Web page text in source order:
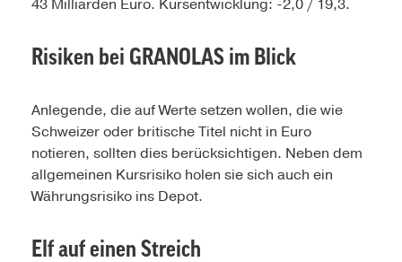
43 Milliarden Euro. Kursentwicklung: -2,0 / 19,3.
Risiken bei GRANOLAS im Blick
Anlegende, die auf Werte setzen wollen, die wie
Schweizer oder britische Titel nicht in Euro
notieren, sollten dies berücksichtigen. Neben dem
allgemeinen Kursrisiko holen sie sich auch ein
Währungsrisiko ins Depot.
Elf auf einen Streich